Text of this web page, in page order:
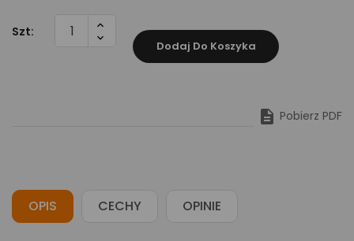
Szt:
Dodaj Do Koszyka
 Pobierz PDF
OPIS CECHY OPINIE